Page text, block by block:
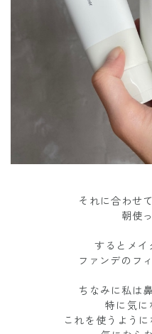
それに合わせ
朝使
するとメイ
ファンデのフ
ちなみに私は
特に気に
これを使うよう